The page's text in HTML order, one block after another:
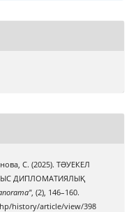
С. (2025). ТƏУЕКЕЛ
ДИПЛОМАТИЯЛЫҚ
, (2), 146–160.
history/article/view/398